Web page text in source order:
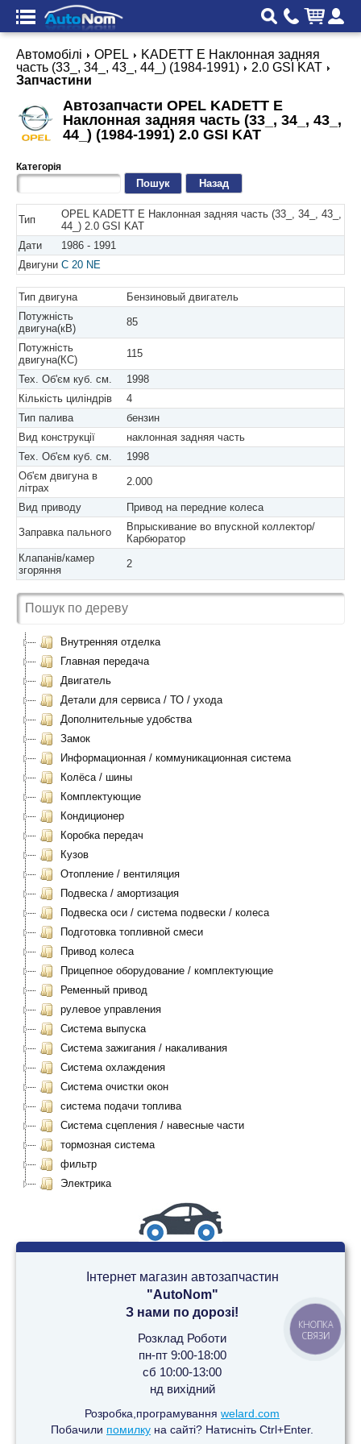
Автомобілі OPEL
KADETT E Наклонная задняя
часть (33_, 34_, 43_, 44_) (1984-1991)
2.0 GSI KAT
Запчастини
Автозапчасти OPEL KADETT E
Наклонная задняя часть (33_, 34_, 43_,
44_) (1984-1991) 2.0 GSI KAT
Категорія
Назад
Тип
OPEL KADETT E Наклонная задняя часть (33_, 34_, 43_,
44_) 2.0 GSI KAT
Дати
1986 - 1991
Двигуни C 20 NE
Тип двигуна
Бензиновый двигатель
Потужність
двигуна(кВ)
85
Потужність
двигуна(КС)
115
Тех. Об'єм куб. см.
1998
Кількість циліндрів
4
Тип палива
бензин
Вид конструкції
наклонная задняя часть
Тех. Об'єм куб. см.
1998
Об'єм двигуна в
літрах
2.000
Вид приводу Привод на передние колеса
Заправка пального
Впрыскивание во впускной коллектор/
Карбюратор
Клапанів/камер
згоряння
2
Внутренняя отделка
Главная передача
Двигатель
Детали для сервиса / ТО / ухода
Дополнительные удобства
Замок
Информационная / коммуникационная система
Колёса / шины
Комплектующие
Кондиционер
Коробка передач
Кузов
Отопление / вентиляция
Подвеска / амортизация
Подвеска оси / система подвески / колеса
Подготовка топливной смеси
Привод колеса
Прицепное оборудование / комплектующие
Ременный привод
рулевое управления
Система выпуска
Система зажигания / накаливания
Система охлаждения
Система очистки окон
система подачи топлива
Система сцепления / навесные части
тормозная система
фильтр
Электрика
Інтернет магазин автозапчастин
"AutoNom"
З нами по дорозі!
Розклад Роботи
пн-пт 9:00-18:00
сб 10:00-13:00
нд вихідний
Розробка,програмування welard.com
Побачили помилку на сайті? Натисніть Ctrl+Enter.
КНОПКА
СВЯЗИ